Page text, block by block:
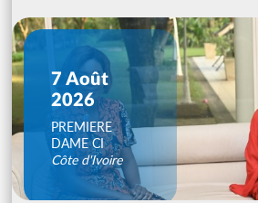
7 Août
2026
PREMIERE
DAME CI
Côte d'Ivoire